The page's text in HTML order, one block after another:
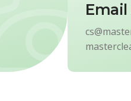
Email